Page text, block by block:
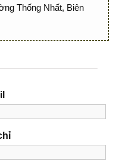
Thống Nhất, Biên